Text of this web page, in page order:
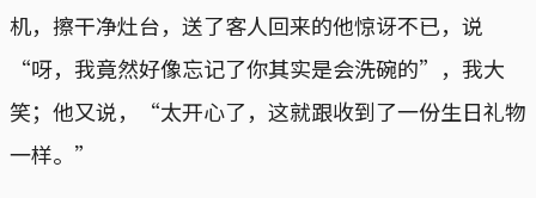
机，擦干净灶台，送了客人回来的他惊讶不已，说
“呀，我竟然好像忘记了你其实是会洗碗的”，我大
笑；他又说，“太开心了，这就跟收到了一份生日礼物
一样。”